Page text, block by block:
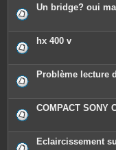
Un bridge? oui
hx 400 v
Problème lecture
COMPACT SONY
Eclaircissement